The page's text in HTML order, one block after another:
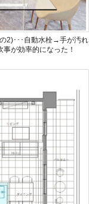
2)･･･自動水栓→手が汚れ
が効率的になった！